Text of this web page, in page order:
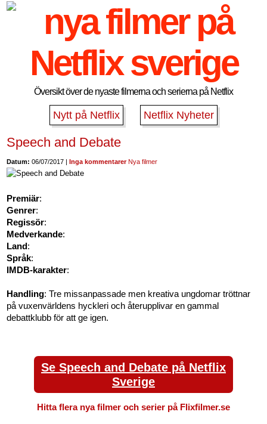
Översikt över de nyaste filmerna och serierna på Netflix
Nytt på Netflix Netflix Nyheter
Speech and Debate
Datum: 06/07/2017 |Inga kommentarer Nya filmer
Premiär:
Genrer:
Regissör:
Medverkande:
Land:
Språk:
IMDB-karakter:
Handling: Tre missanpassade men kreativa ungdomar tröttnar
på vuxenvärldens hyckleri och återupplivar en gammal
debattklubb för att ge igen.
Se Speech and Debate på Netflix
Sverige
Hitta flera nya filmer och serier på Flixfilmer.se